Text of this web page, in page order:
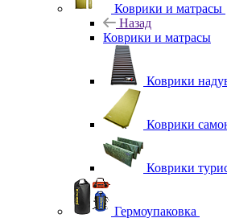
Коврики и матрасы
Назад
Коврики и матрасы
Коврики
Коврики
Коврики
Гермоупаковка